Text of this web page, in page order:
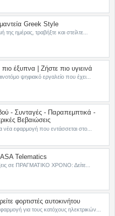
Greek Style
της ημέρας, τραβήξτε και στείλτε...
έξυπνα | Ζήστε πιο υγιεινά
ψηφιακό εργαλείο που έχει...
- Συνταγές - Παραπεμπτικά -
Βεβαιώσεις
νέα εφαρμογή που εντάσσεται στο...
Telematics
σε ΠΡΑΓΜΑΤΙΚΟ ΧΡΟΝΟ: Δείτε...
φορτιστές αυτοκινήτου
για τους κατόχους ηλεκτρικών...